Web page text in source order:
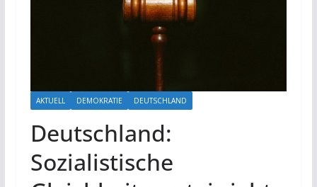
AKTUELL DEMOKRATIE DEUTSCHLAND
Deutschland:
Sozialistische